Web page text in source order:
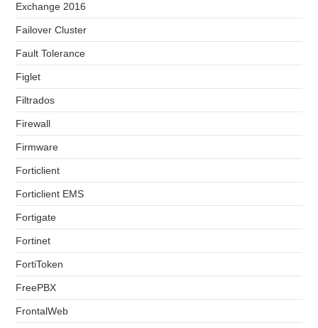
Exchange 2016
Failover Cluster
Fault Tolerance
Figlet
Filtrados
Firewall
Firmware
Forticlient
Forticlient EMS
Fortigate
Fortinet
FortiToken
FreePBX
FrontalWeb